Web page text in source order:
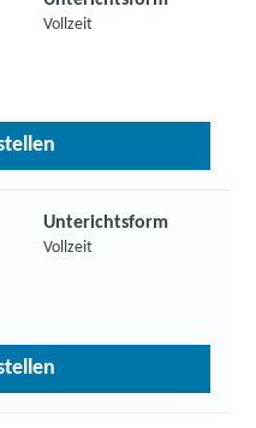
Vollzeit
Unterichtsform
Vollzeit